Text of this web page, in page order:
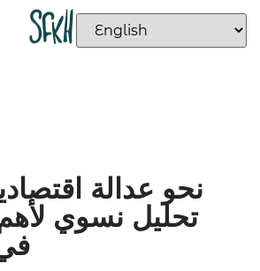
نحو عدالة
تحليل نسوي
في